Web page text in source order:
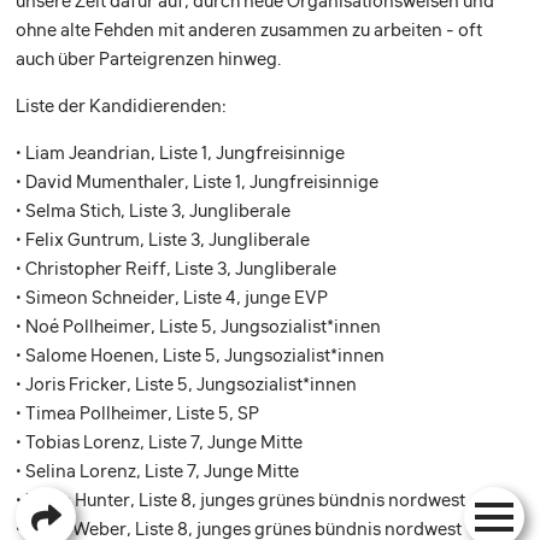
ohne alte Fehden mit anderen zusammen zu arbeiten - oft
auch über Parteigrenzen hinweg.
Liste der Kandidierenden:
• Liam Jeandrian, Liste 1, Jungfreisinnige
• David Mumenthaler, Liste 1, Jungfreisinnige
• Selma Stich, Liste 3, Jungliberale
• Felix Guntrum, Liste 3, Jungliberale
• Christopher Reiff, Liste 3, Jungliberale
• Simeon Schneider, Liste 4, junge EVP
• Noé Pollheimer, Liste 5, Jungsozialist*innen
• Salome Hoenen, Liste 5, Jungsozialist*innen
• Joris Fricker, Liste 5, Jungsozialist*innen
• Timea Pollheimer, Liste 5, SP
• Tobias Lorenz, Liste 7, Junge Mitte
• Selina Lorenz, Liste 7, Junge Mitte
• Xenia Hunter, Liste 8, junges grünes bündnis nordwest
• Noah Weber, Liste 8, junges grünes bündnis nordwest